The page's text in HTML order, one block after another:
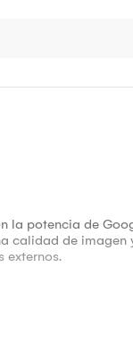
potencia de
calidad de
externos.